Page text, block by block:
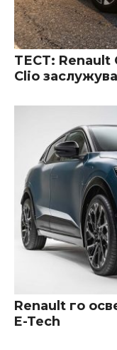
ТЕСТ: Renault
Clio
Renault го
E-Tech